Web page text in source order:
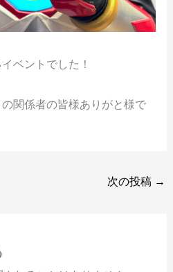
ベントでした！
関係者の皆様ありがと様で
次の投稿 →